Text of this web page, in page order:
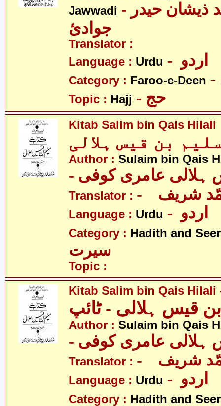
Jawwadi - علامہ سیّد ذیشان حیدر
جوادئ
Translator :
Language : Urdu
Category : Faroo-e-Deen
Topic : Hajj - حج
Kitab Salim bin Qais Hilali
Author : Sulaim bin Qais
ہلالی عامری کوفی
Translator : شریف
Language : Urdu
Category : Hadith and
سیرت
Topic :
Kitab Salim bin Qais Hilali
قیس ہلالی - ٹائپ
Author : Sulaim bin Qais
ہلالی عامری کوفی
Translator : شریف
Language : Urdu
Category : Hadith and